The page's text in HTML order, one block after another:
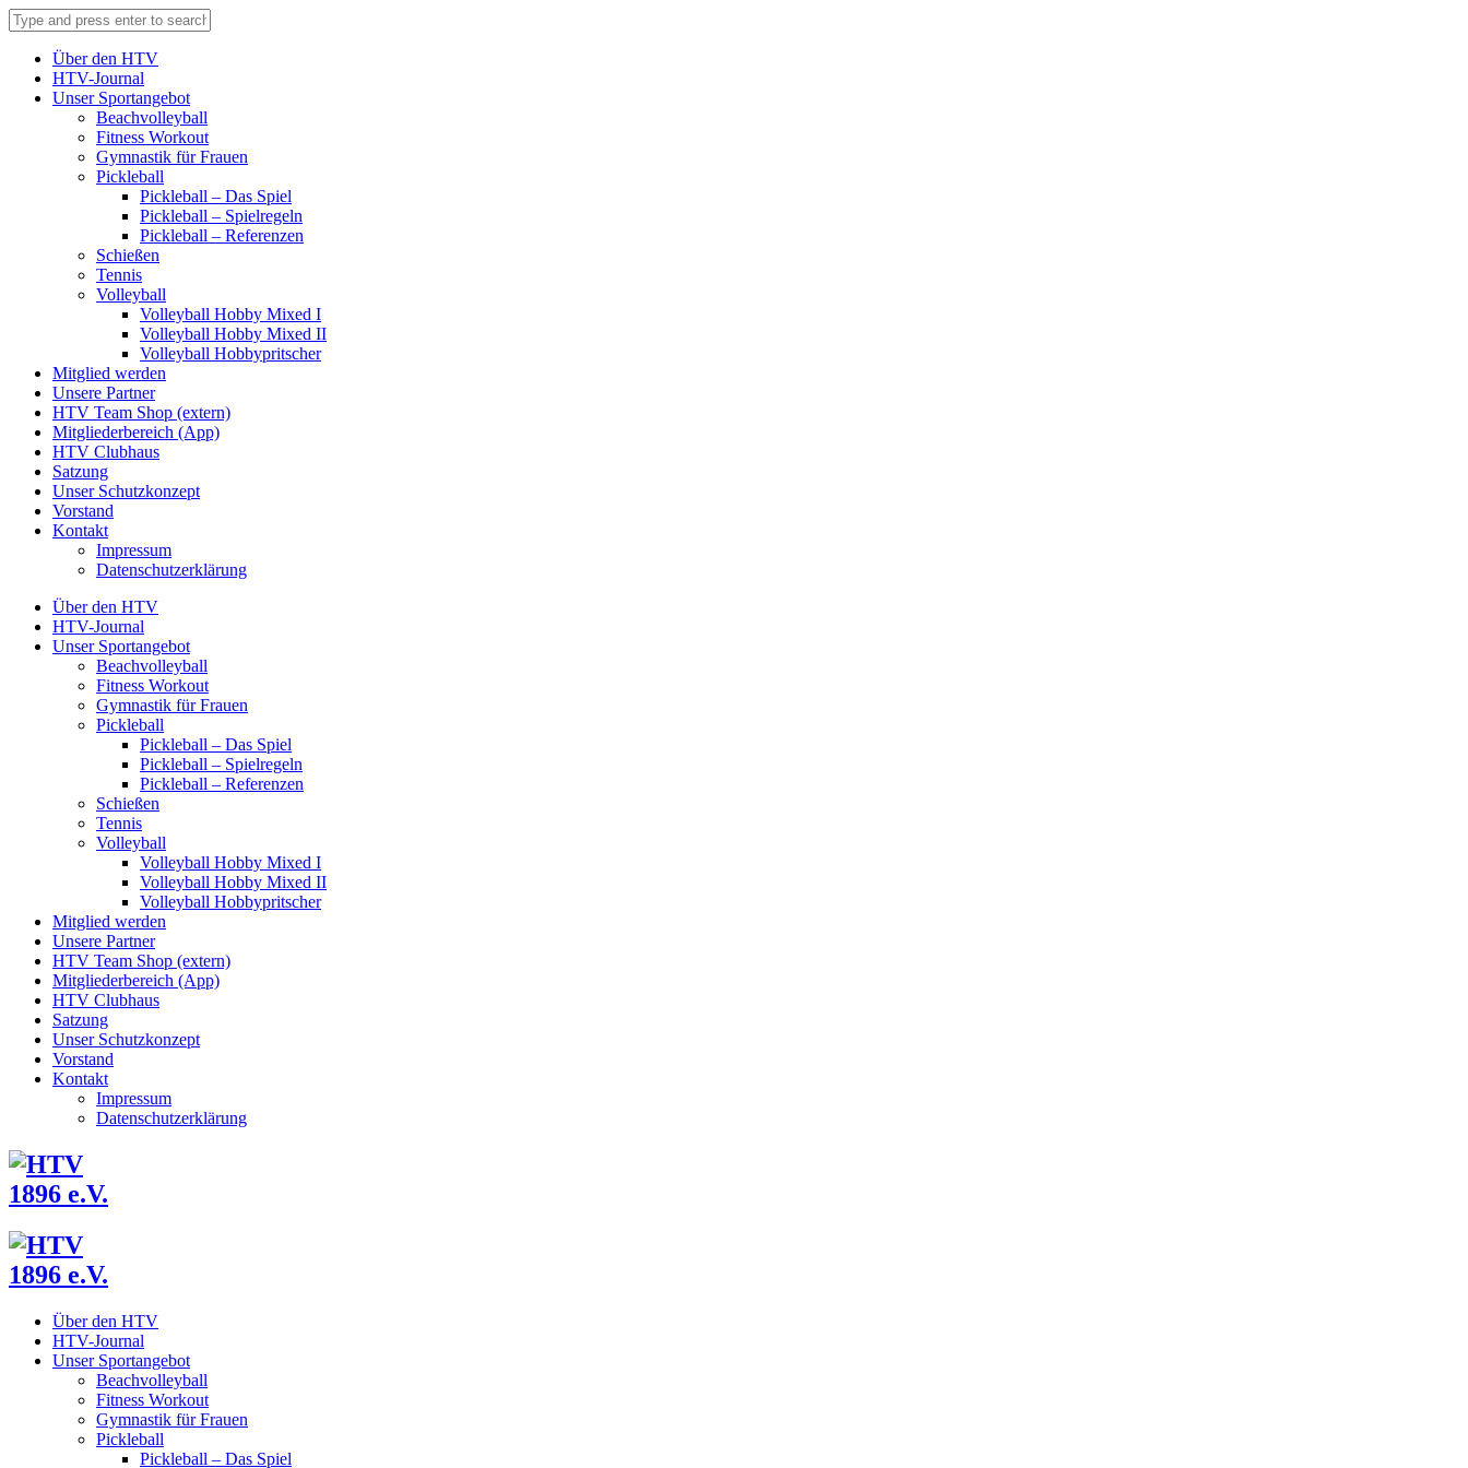
Über den HTV
HTV-Journal
Unser Sportangebot
Beachvolleyball
Fitness Workout
Gymnastik für Frauen
Pickleball
Pickleball – Das Spiel
Pickleball – Spielregeln
Pickleball – Referenzen
Schießen
Tennis
Volleyball
Volleyball Hobby Mixed I
Volleyball Hobby Mixed II
Volleyball Hobbypritscher
Mitglied werden
Unsere Partner
HTV Team Shop (extern)
Mitgliederbereich (App)
HTV Clubhaus
Satzung
Unser Schutzkonzept
Vorstand
Kontakt
Impressum
Datenschutzerklärung
Über den HTV
HTV-Journal
Unser Sportangebot
Beachvolleyball
Fitness Workout
Gymnastik für Frauen
Pickleball
Pickleball – Das Spiel
Pickleball – Spielregeln
Pickleball – Referenzen
Schießen
Tennis
Volleyball
Volleyball Hobby Mixed I
Volleyball Hobby Mixed II
Volleyball Hobbypritscher
Mitglied werden
Unsere Partner
HTV Team Shop (extern)
Mitgliederbereich (App)
HTV Clubhaus
Satzung
Unser Schutzkonzept
Vorstand
Kontakt
Impressum
Datenschutzerklärung
Über den HTV
HTV-Journal
Unser Sportangebot
Beachvolleyball
Fitness Workout
Gymnastik für Frauen
Pickleball
Pickleball – Das Spiel